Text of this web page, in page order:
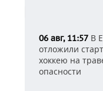
06 авг, 11:57 В
отложили
хоккею на
опасности